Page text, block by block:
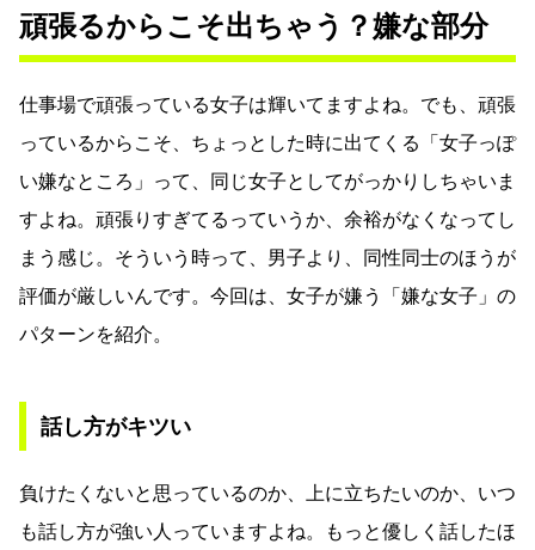
頑張るからこそ出ちゃう？嫌な部分
仕事場で頑張っている女子は輝いてますよね。でも、頑張
っているからこそ、ちょっとした時に出てくる「女子っぽ
い嫌なところ」って、同じ女子としてがっかりしちゃいま
すよね。頑張りすぎてるっていうか、余裕がなくなってし
まう感じ。そういう時って、男子より、同性同士のほうが
評価が厳しいんです。今回は、女子が嫌う「嫌な女子」の
パターンを紹介。
話し方がキツい
負けたくないと思っているのか、上に立ちたいのか、いつ
も話し方が強い人っていますよね。もっと優しく話したほ